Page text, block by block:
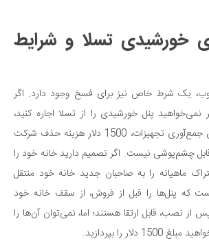
خورشیدی تسلا و شرایط
یک شرط خاص نیز برای فسخ وجود دارد. اگر
پنل خورشیدی را از تسلا اجاره کنید،
مجبور خواهید شد برای جمع‌آوری تجهیزات، 1500 دلار هزینه حذف شرکت
قابل چشم‌پوشی نیست. اگر تصمیم دارید خانه خود را
ماهیانه را به صاحبان جدید خانه خود منتقل
که پنل‌ها را قبل از فروش، از سقف خانه خود
از نصب، قابل ارتقا هستند؛ اما، نمی‌توان آن‌ها را
را بپردازید.